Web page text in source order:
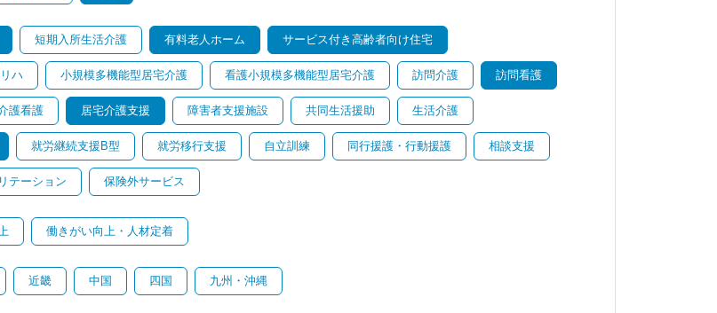
短期入所生活介護 有料老人ホーム サービス付き高齢者向け住宅
ハ 小規模多機能型居宅介護 看護小規模多機能型居宅介護 訪問介護 訪問看護
護看護 居宅介護支援 障害者支援施設 共同生活援助 生活介護
就労継続支援B型 就労移行支援 自立訓練 同行援護・行動援護 相談支援
テーション 保険外サービス
働きがい向上・人材定着
近畿 中国 四国 九州・沖縄